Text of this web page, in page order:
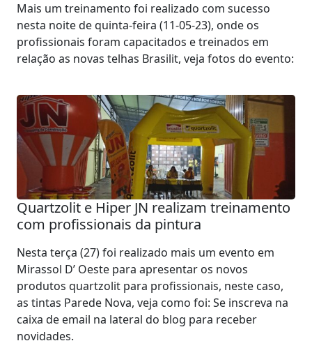
Mais um treinamento foi realizado com sucesso
nesta noite de quinta-feira (11-05-23), onde os
profissionais foram capacitados e treinados em
relação as novas telhas Brasilit, veja fotos do evento:
Quartzolit e Hiper JN realizam treinamento
com profissionais da pintura
Nesta terça (27) foi realizado mais um evento em
Mirassol D’ Oeste para apresentar os novos
produtos quartzolit para profissionais, neste caso,
as tintas Parede Nova, veja como foi: Se inscreva na
caixa de email na lateral do blog para receber
novidades.